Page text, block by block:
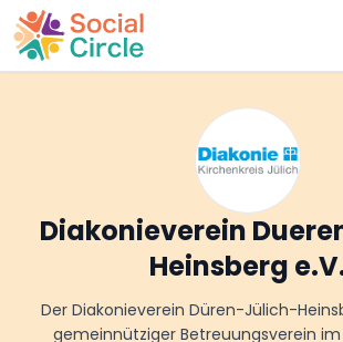
Social Circle
Diakonieverein
Heinsberg
Der Diakonieverein Düren-Jülich-
gemeinnütziger Betreuungsverein